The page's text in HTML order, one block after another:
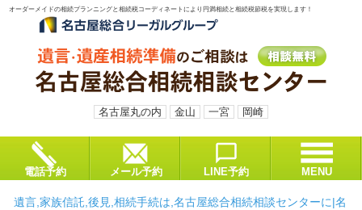
オーダーメイドの相続プランニングと相続税コーディネートにより円満相続と相続税節税を実現します！
名古屋丸の内 金山 一宮 岡崎
電話予約 メール予約 LINE予約 MENU
遺言,家族信託,後見,相続手続は,名古屋総合相続相談センターに|名